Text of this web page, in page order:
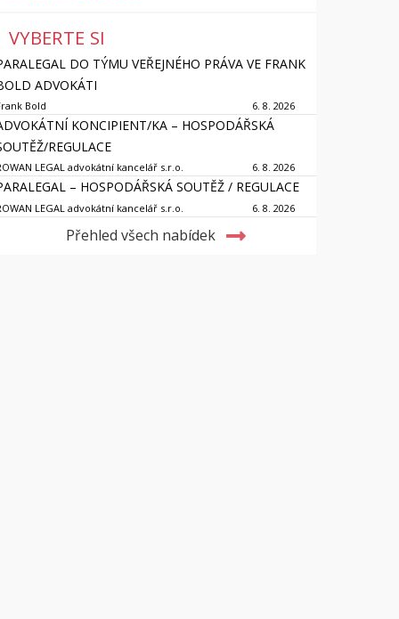
VYBERTE SI
DO TÝMU VEŘEJNÉHO PRÁVA VE FRANK
ADVOKÁTI
Bold 6. 8. 2026
KONCIPIENT/KA – HOSPODÁŘSKÁ
REGULACE
LEGAL advokátní kancelář s.r.o. 6. 8. 2026
– HOSPODÁŘSKÁ SOUTĚŽ / REGULACE
LEGAL advokátní kancelář s.r.o. 6. 8. 2026
Přehled všech nabídek